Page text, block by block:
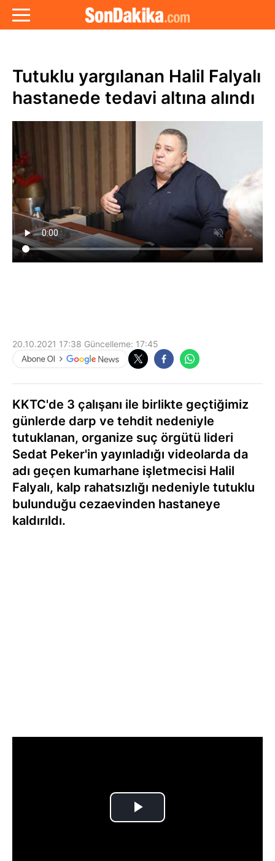
Tutuklu yargılanan Halil Falyalı
hastanede tedavi altına alındı
20.10.2021 17:38 Güncelleme: 17:45
KKTC'de 3 çalışanı ile birlikte geçtiğimiz
günlerde darp ve tehdit nedeniyle
tutuklanan, organize suç örgütü lideri
Sedat Peker'in yayınladığı videolarda da
adı geçen kumarhane işletmecisi Halil
Falyalı, kalp rahatsızlığı nedeniyle tutuklu
bulunduğu cezaevinden hastaneye
kaldırıldı.